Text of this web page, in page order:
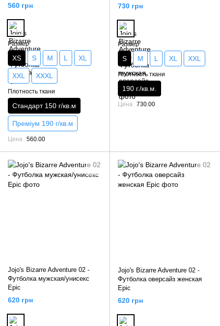
560 грн
Размер
XS S M L XL
XXL XXXL
Плотность ткани
Стандарт 150 г/кв.м
Преміум 190 г/кв.м
Цена 560.00
730 грн
Размер
S M L XL XXL
Плотность ткани
190 г./кв.м.
Цена 730.00
Jojo's Bizarre Adventure 02 -
Футболка мужская/унисекс
Epic
620 грн
Jojo's Bizarre Adventure 02 -
Футболка оверсайз женская
Epic
620 грн